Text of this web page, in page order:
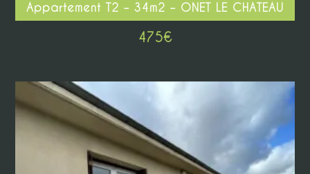
Appartement T2 – 34m2 – ONET LE CHATEAU
475€